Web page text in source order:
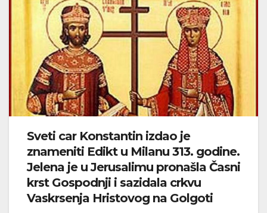
Sveti car Konstantin izdao je
znameniti Edikt u Milanu 313. godine.
Jelena je u Jerusalimu pronašla Časni
krst Gospodnji i sazidala crkvu
Vaskrsenja Hristovog na Golgoti